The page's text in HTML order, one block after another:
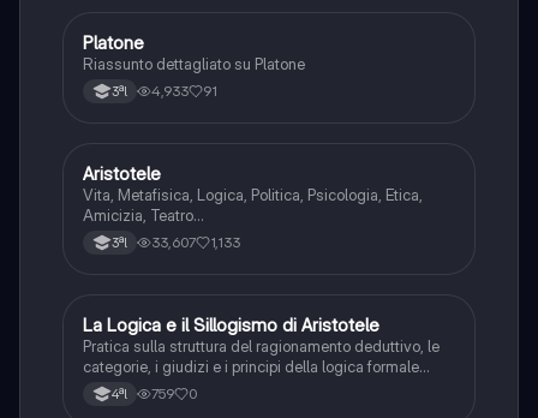
Filosofia
Platone
Riassunto dettagliato su Platone
3ªl 4,933 91
Filosofia
Aristotele
Vita, Metafisica, Logica, Politica, Psicologia, Etica,
Amicizia, Teatro...
3ªl 33,607 1,133
L Filosofia
La Logica e il Sillogismo di Aristotele
Pratica sulla struttura del ragionamento deduttivo, le
categorie, i giudizi e i principi della logica formale
aristotelica.
4ªl 759 0